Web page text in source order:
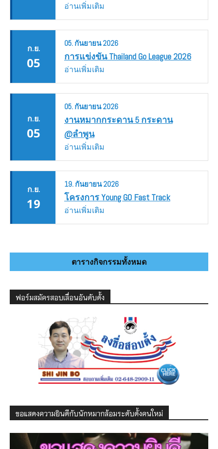
อ่านเพิ่มเติม
ก.ย.
05
05. กันยายน2026
การแข่งขัน Thailand Go League 2026
อ่านเพิ่มเติม
ก.ย.
05
05. กันยายน2026
งานหมากกระดาน 5 กระดาน
@ลำพูน
อ่านเพิ่มเติม
ก.ย.
19
19. กันยายน2026
โครงการ Young GO Fast Track
อ่านเพิ่มเติม
ตารางกิจกรรมทั้งหมด
ฟอร์มสมัครสอบเลื่อนอันดับดั้ง
ขอแสดงความยินดีกับนักหมากล้อมระดับดั้งคนใหม่